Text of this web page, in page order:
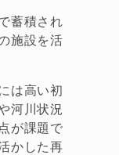
蓄積され
施設を活
は高い初
河川状況
が課題で
かした再